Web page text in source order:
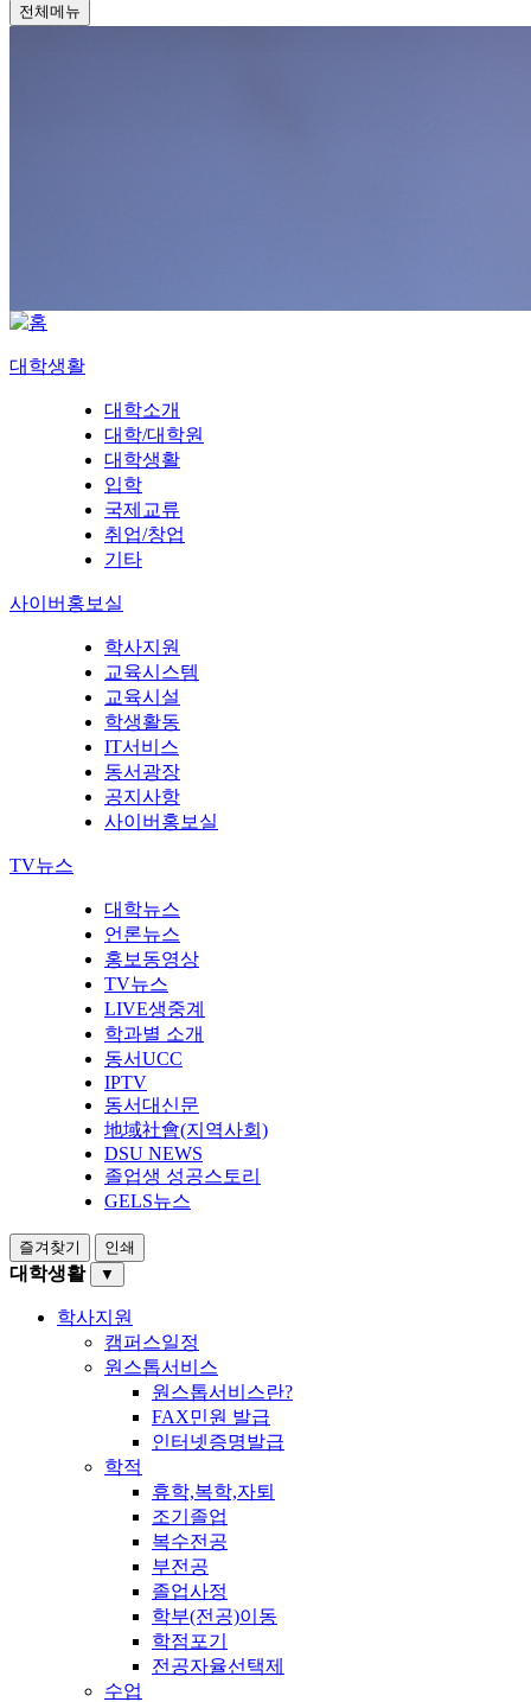
전체메뉴
대학생활
대학소개
대학/대학원
대학생활
입학
국제교류
취업/창업
기타
사이버홍보실
학사지원
교육시스템
교육시설
학생활동
IT서비스
동서광장
공지사항
사이버홍보실
TV뉴스
대학뉴스
언론뉴스
홍보동영상
TV뉴스
LIVE생중계
학과별 소개
동서UCC
IPTV
동서대신문
地域社會(지역사회)
DSU NEWS
졸업생 성공스토리
GELS뉴스
즐겨찾기 인쇄
대학생활 ▼
학사지원
캠퍼스일정
원스톱서비스
원스톱서비스란?
FAX민원 발급
인터넷증명발급
학적
휴학,복학,자퇴
조기졸업
복수전공
부전공
졸업사정
학부(전공)이동
학점포기
전공자율선택제
수업